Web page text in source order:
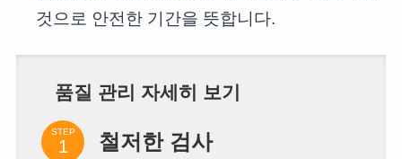
것으로 안전한 기간을 뜻합니다.
품질 관리 자세히 보기
STEP 철저한 검사